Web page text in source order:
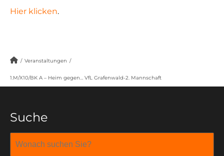
Hier klicken.
/ Veranstaltungen /
1.M/X10/BK A – Heim gegen… VfL Grafenwald-2. Mannschaft
Suche